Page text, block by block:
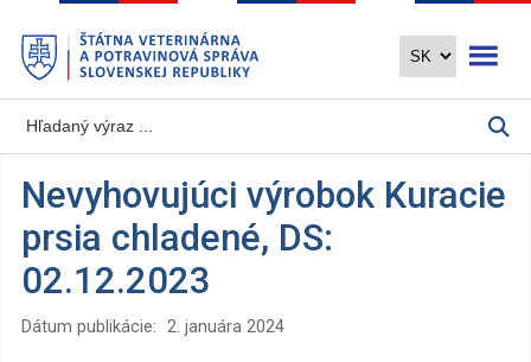
hlavný
obsah
Nevyhovujúci výrobok Kuracie
prsia chladené, DS:
02.12.2023
Dátum publikácie: 2. januára 2024